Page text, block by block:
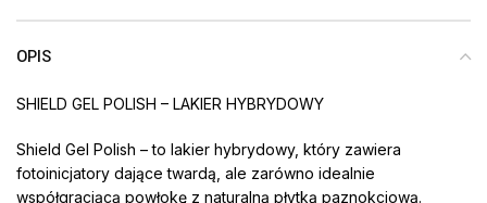
OPIS
SHIELD GEL POLISH – LAKIER HYBRYDOWY
Shield Gel Polish – to lakier hybrydowy, który zawiera
fotoinicjatory dające twardą, ale zarówno idealnie
współgracjącą powłokę z naturalną płytką paznokciową.